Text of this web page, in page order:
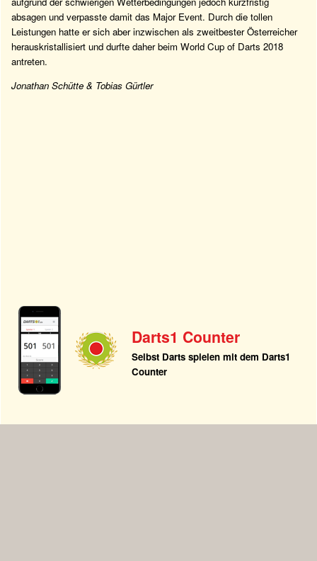
absagen und verpasste damit das Major Event. Durch die tollen
Leistungen hatte er sich aber inzwischen als zweitbester Österreicher
herauskristallisiert und durfte daher beim World Cup of Darts 2018
antreten.
Jonathan Schütte & Tobias Gürtler
Darts1 Counter
Selbst Darts spielen mit dem Darts1
Counter